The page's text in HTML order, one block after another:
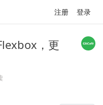
注册 登录
，更